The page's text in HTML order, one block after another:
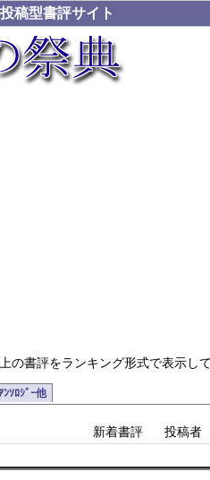
稿型書評サイト
の書評をランキング形式で表示し
ﾝｿﾛｼﾞｰ他
新着書評 投稿者